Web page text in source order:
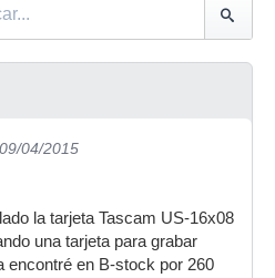
04/2015
la tarjeta Tascam US-16x08
una tarjeta para grabar
encontré en B-stock por 260